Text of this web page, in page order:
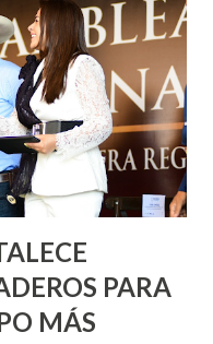
dar inicio en la calle
22 de Octubre, con
Posteriormente se
Señora de la
27 de Septiembre, en
en la comunidad
de...
PARA
MÁS